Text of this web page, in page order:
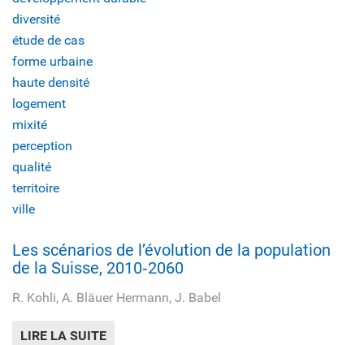
diversité
étude de cas
forme urbaine
haute densité
logement
mixité
perception
qualité
territoire
ville
Les scénarios de l’évolution de la population
de la Suisse, 2010‐2060
R. Kohli, A. Bläuer Hermann, J. Babel
LIRE LA SUITE